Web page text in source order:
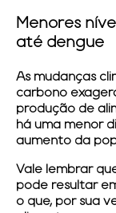
Menores
até dengue
As mudanças
carbono
produção de
há uma menor
aumento da
Vale lembrar
pode resultar
o que, por sua